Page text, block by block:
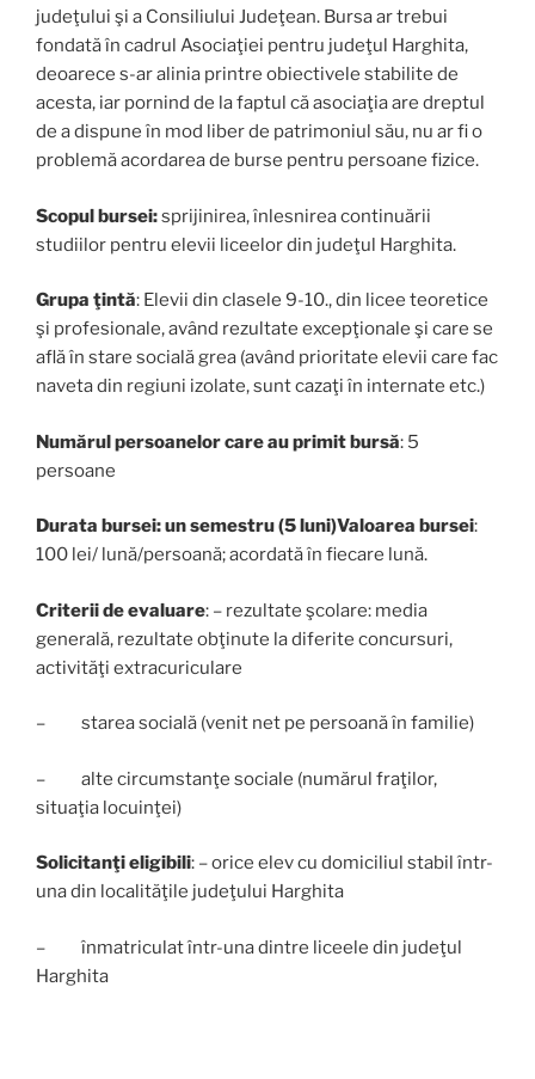
judeţului şi a Consiliului Judeţean. Bursa ar trebui
fondată în cadrul Asociaţiei pentru judeţul Harghita,
deoarece s-ar alinia printre obiectivele stabilite de
acesta, iar pornind de la faptul că asociaţia are dreptul
de a dispune în mod liber de patrimoniul său, nu ar fi o
problemă acordarea de burse pentru persoane fizice.
Scopul bursei:sprijinirea, înlesnirea continuării
studiilor pentru elevii liceelor din judeţul Harghita.
Grupa ţintă: Elevii din clasele 9-10., din licee teoretice
şi profesionale, având rezultate excepţionale şi care se
află în stare socială grea (având prioritate elevii care fac
naveta din regiuni izolate, sunt cazaţi în internate etc.)
Numărul persoanelor care au primit bursă: 5
persoane
Durata bursei: un semestru (5 luni)Valoarea bursei:
100 lei/ lună/persoană; acordată în fiecare lună.
Criterii de evaluare: – rezultate şcolare: media
generală, rezultate obţinute la diferite concursuri,
activităţi extracuriculare
– starea socială (venit net pe persoană în familie)
– alte circumstanţe sociale (numărul fraţilor,
situaţia locuinţei)
Solicitanţi eligibili: – orice elev cu domiciliul stabil într-
una din localităţile judeţului Harghita
– înmatriculat într-una dintre liceele din judeţul
Harghita